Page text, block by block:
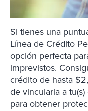
Si tienes una
Línea de Crédito
opción perfecta
imprevistos.
crédito de hasta
de vincularla a
para obtener